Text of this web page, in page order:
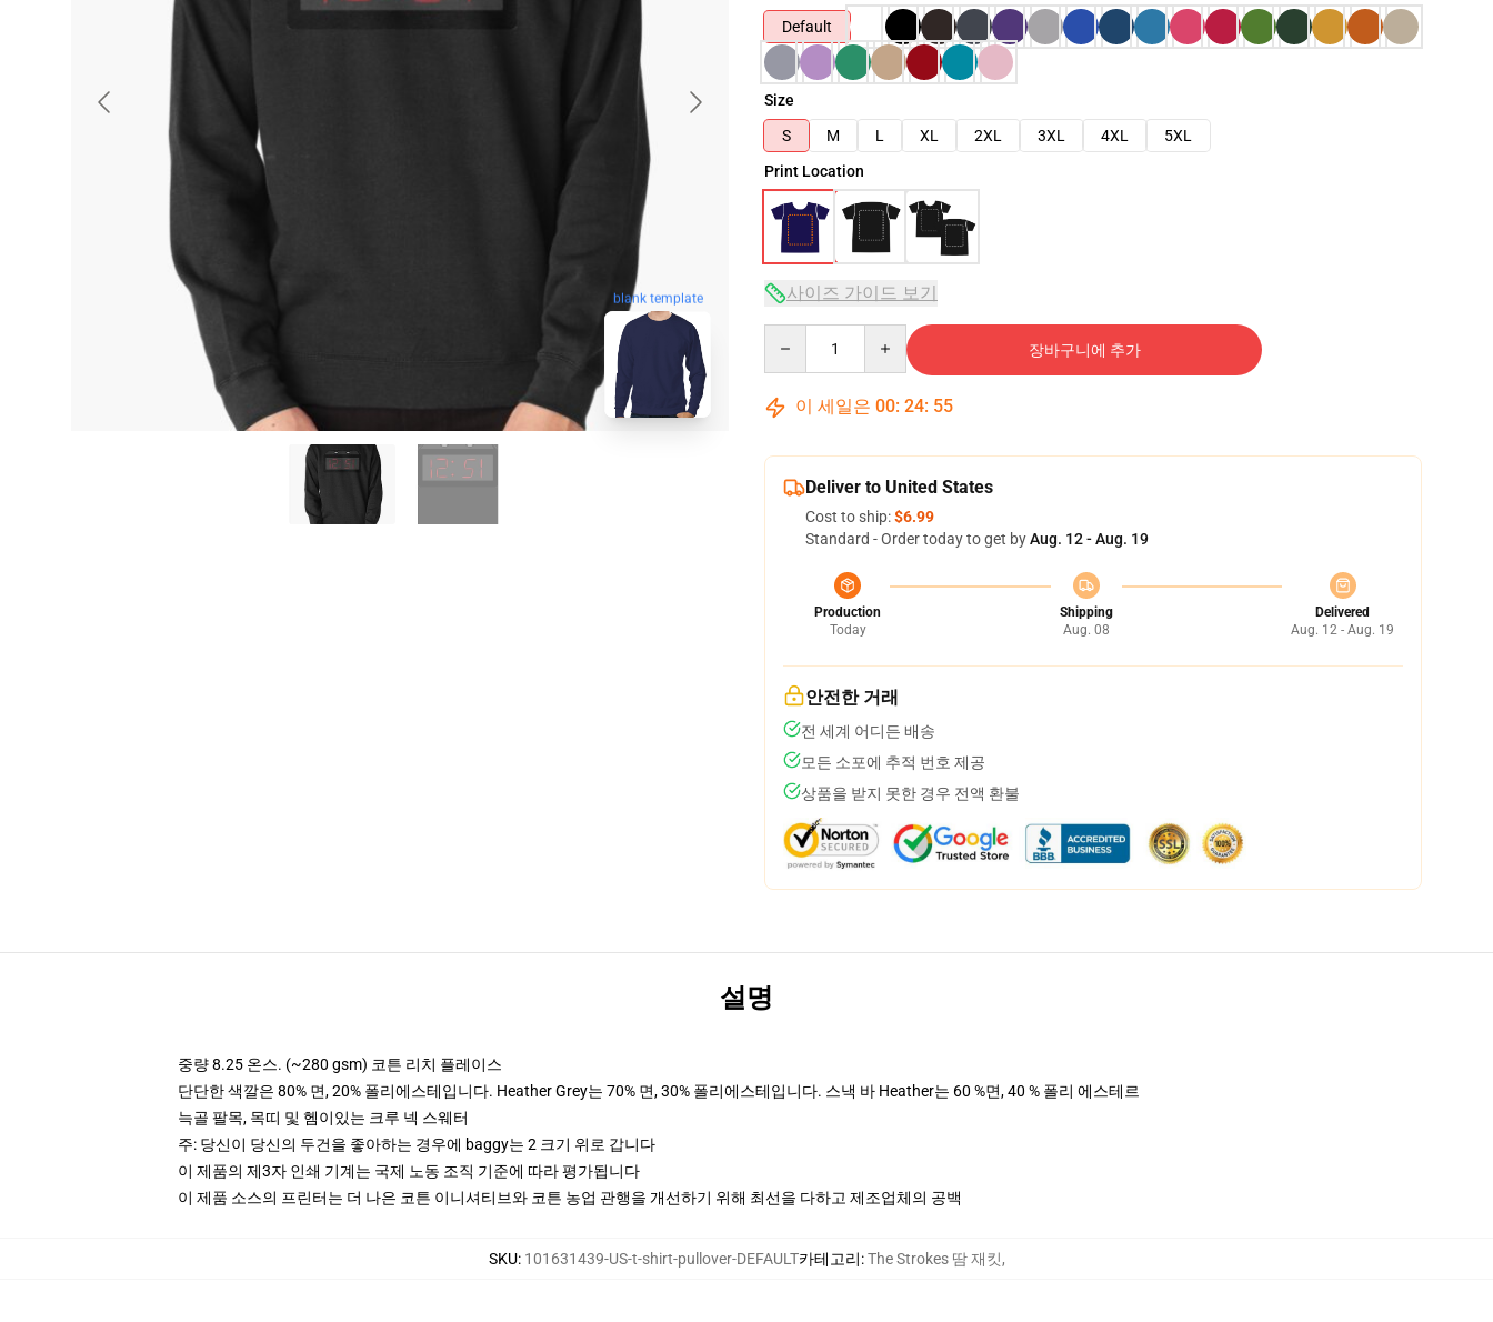
blank template
Default
Size
S
M L XL 2XL 3XL 4XL
5XL
Print Location
사이즈 가이드 보기
장바구니에 추가
이 세일은 00: 24: 54
Deliver to United States
Cost to ship:$6.99
Standard - Order today to get byAug. 12 - Aug. 19
Production
Today
Shipping
Aug. 08
Delivered
Aug. 12 - Aug. 19
안전한 거래
전 세계 어디든 배송
모든 소포에 추적 번호 제공
상품을 받지 못한 경우 전액 환불
설명
중량 8.25 온스. (~280 gsm) 코튼 리치 플레이스
단단한 색깔은 80% 면, 20% 폴리에스테입니다. Heather Grey는 70% 면, 30% 폴리에스테입니다. 스낵 바 Heather는 60 %면, 40 % 폴리 에스테르
늑골 팔목, 목띠 및 헴이있는 크루 넥 스웨터
주: 당신이 당신의 두건을 좋아하는 경우에 baggy는 2 크기 위로 갑니다
이 제품의 제3자 인쇄 기계는 국제 노동 조직 기준에 따라 평가됩니다
이 제품 소스의 프린터는 더 나은 코튼 이니셔티브와 코튼 농업 관행을 개선하기 위해 최선을 다하고 제조업체의 공백
SKU: 101631439-US-t-shirt-pullover-DEFAULT카테고리:The Strokes 땀 재킷,